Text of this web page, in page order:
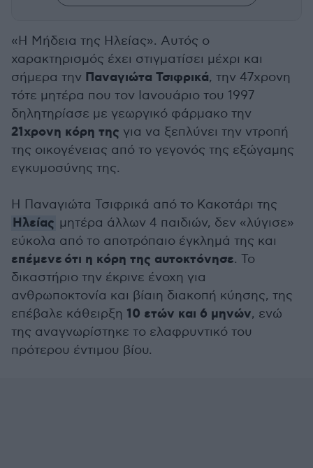
«Η Μήδεια της Ηλείας». Αυτός ο
χαρακτηρισμός έχει στιγματίσει μέχρι και
σήμερα την Παναγιώτα Τσιφρικά, την 47χρονη
τότε μητέρα που τον Ιανουάριο του 1997
δηλητηρίασε με γεωργικό φάρμακο την
21χρονη κόρη της για να ξεπλύνει την ντροπή
της οικογένειας από το γεγονός της εξώγαμης
εγκυμοσύνης της.
Η Παναγιώτα Τσιφρικά από το Κακοτάρι της
Ηλείας μητέρα άλλων 4 παιδιών, δεν «λύγισε»
εύκολα από το αποτρόπαιο έγκλημά της και
επέμενε ότι η κόρη της αυτοκτόνησε. Το
δικαστήριο την έκρινε ένοχη για
ανθρωποκτονία και βίαιη διακοπή κύησης, της
επέβαλε κάθειρξη 10 ετών και 6 μηνών, ενώ
της αναγνωρίστηκε το ελαφρυντικό του
πρότερου έντιμου βίου.